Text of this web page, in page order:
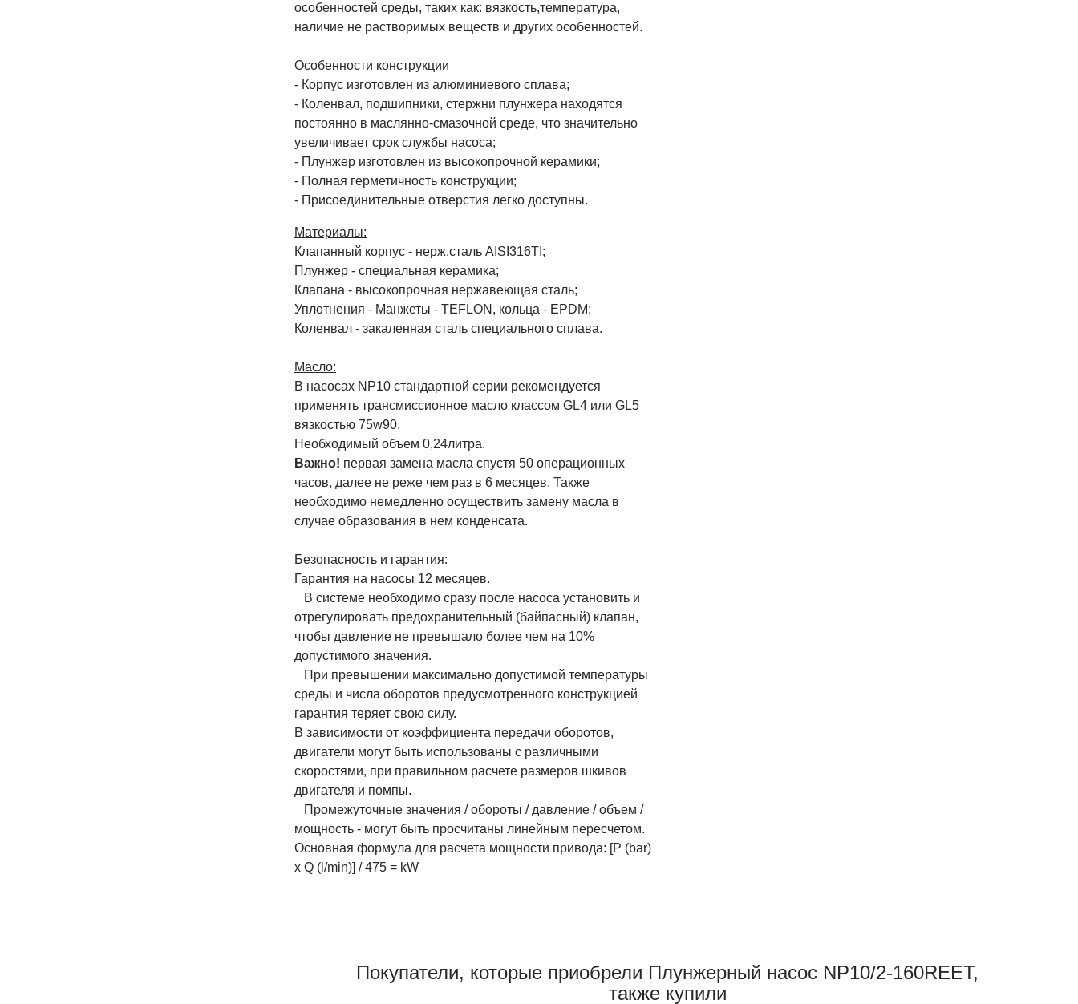
особенностей среды, таких как: вязкость,температура,
наличие не растворимых веществ и других особенностей.
Особенности конструкции
- Корпус изготовлен из алюминиевого сплава;
- Коленвал, подшипники, стержни плунжера находятся
постоянно в маслянно-смазочной среде, что значительно
увеличивает срок службы насоса;
- Плунжер изготовлен из высокопрочной керамики;
- Полная герметичность конструкции;
- Присоединительные отверстия легко доступны.
Материалы:
Клапанный корпус - нерж.сталь AISI316TI;
Плунжер - специальная керамика;
Клапана - высокопрочная нержавеющая сталь;
Уплотнения - Манжеты - TEFLON, кольца - EPDM;
Коленвал - закаленная сталь специального сплава.
Масло:
В насосах NP10 стандартной серии рекомендуется
применять трансмиссионное масло классом GL4 или GL5
вязкостью 75w90.
Необходимый объем 0,24литра.
Важно! первая замена масла спустя 50 операционных
часов, далее не реже чем раз в 6 месяцев. Также
необходимо немедленно осуществить замену масла в
случае образования в нем конденсата.
Безопасность и гарантия:
Гарантия на насосы 12 месяцев.
В системе необходимо сразу после насоса установить и
отрегулировать предохранительный (байпасный) клапан,
чтобы давление не превышало более чем на 10%
допустимого значения.
При превышении максимально допустимой температуры
среды и числа оборотов предусмотренного конструкцией
гарантия теряет свою силу.
В зависимости от коэффициента передачи оборотов,
двигатели могут быть использованы с различными
скоростями, при правильном расчете размеров шкивов
двигателя и помпы.
Промежуточные значения / обороты / давление / объем /
мощность - могут быть просчитаны линейным пересчетом.
Основная формула для расчета мощности привода: [P (bar)
x Q (l/min)] / 475 = kW
Покупатели, которые приобрели Плунжерный насос NP10/2-160REET,
также купили